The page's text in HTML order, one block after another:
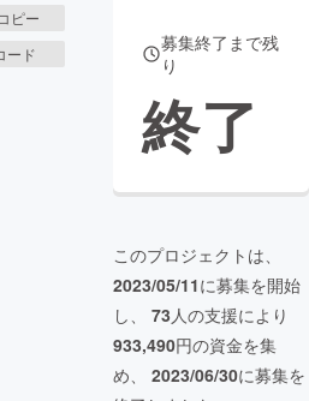
ピー
ード
募集終了まで残
り
終了
このプロジェクトは、
2023/05/11に募集を開始
し、 73人の支援により
933,490円の資金を集
め、 2023/06/30に募集を